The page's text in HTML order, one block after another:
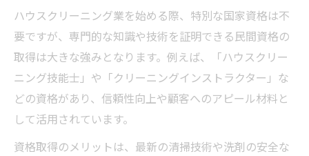
ハウスクリーニング業を始める際、特別な国家資格は不
要ですが、専門的な知識や技術を証明できる民間資格の
取得は大きな強みとなります。例えば、「ハウスクリー
ニング技能士」や「クリーニングインストラクター」な
どの資格があり、信頼性向上や顧客へのアピール材料と
して活用されています。
資格取得のメリットは、最新の清掃技術や洗剤の安全な